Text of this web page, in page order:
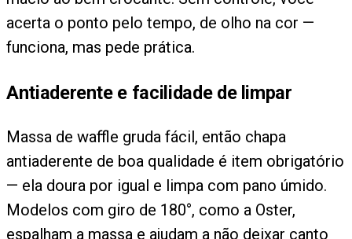
acerta o ponto pelo tempo, de olho na cor —
funciona, mas pede prática.
Antiaderente e facilidade de limpar
Massa de waffle gruda fácil, então chapa
antiaderente de boa qualidade é item obrigatório
— ela doura por igual e limpa com pano úmido.
Modelos com giro de 180°, como a Oster,
espalham a massa e ajudam a não deixar canto